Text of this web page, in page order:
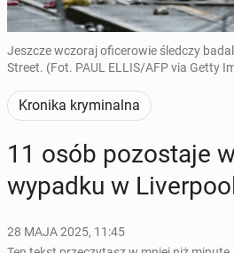
Jeszcze wczoraj oficerowie śledczy
Street. (Fot. PAUL ELLIS/AFP via Getty
Kronika kryminalna
11 osób po­zo­sta­je
wypadku w
28 MAJA 2025, 11:45